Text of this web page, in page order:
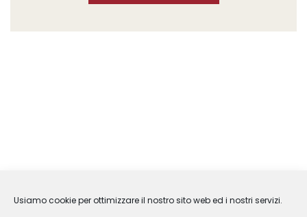
Usiamo cookie per ottimizzare il nostro sito web ed i nostri servizi.